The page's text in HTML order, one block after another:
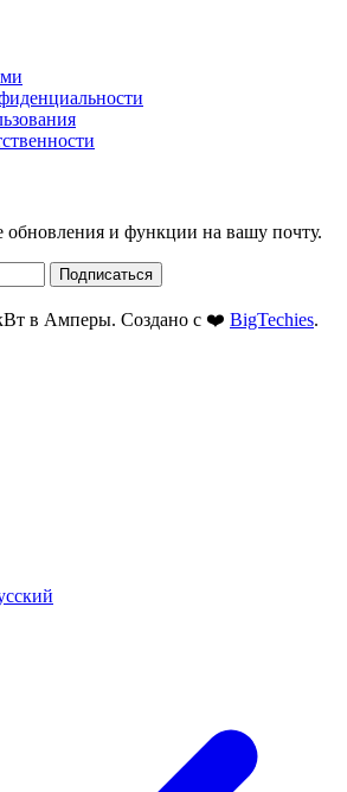
обновления и функции на вашу почту.
Подписаться
в Амперы. Создано с ❤️ BigTechies.